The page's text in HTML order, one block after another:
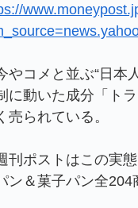
コメと並ぶ“日本
に動いた成分「ト
売られている。
ポストはこの実
ン＆菓子パン全